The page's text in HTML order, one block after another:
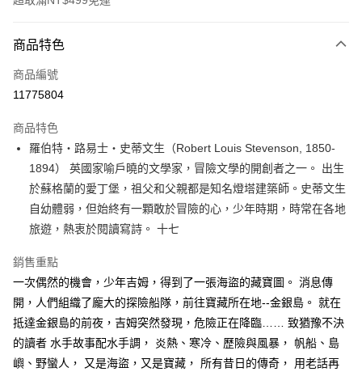
信用卡一次付款
運送方式
付款後全家取貨
每筆NT$60，滿NT$499(含以上)免運費
付款後7-11取貨
每筆NT$60，滿NT$499(含以上)免運費
宅配
商品特色
商品編號
11775804
商品特色
羅伯特‧路易士‧史蒂文生（Robert Louis Stevenson, 1850-
1894） 英國家喻戶曉的文學家，冒險文學的開創者之一。 出生
於蘇格蘭的愛丁堡，祖父和父親都是知名燈塔建築師。史蒂文生
自幼體弱，但始終有一顆敢於冒險的心，少年時期，時常在各地
旅遊，熱衷於閱讀寫詩。 十七
銷售重點
一次偶然的機會，少年吉姆，得到了一張海盜的藏寶圖。 消息傳
開，人們組織了龐大的探險船隊，前往寶藏所在地--金銀島。 就在
抵達金銀島的前夜，吉姆突然發現，危險正在降臨…… 致猶豫不決
的讀者 水手故事配水手調， 炎熱、寒冷、歷險與風暴， 帆船、島
嶼、野蠻人， 又是海盜，又是寶藏， 所有昔日的傳奇， 用老話再